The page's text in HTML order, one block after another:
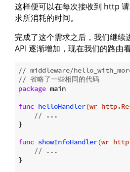
这样便可以在每次接收到 http
求所消耗的时间。
完成了这个需求之后，我们继续
API 逐渐增加，现在我们的路由
// middleware/
// 省略了一些相同的代码
package main
func helloHandler(wr
// ...
}
func showInfoHandler(wr
// ...
}